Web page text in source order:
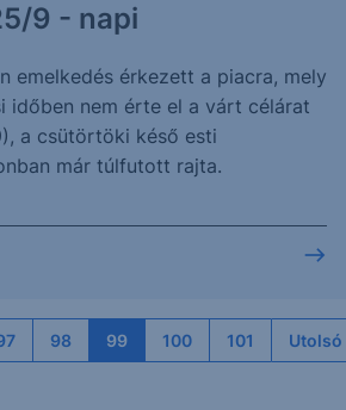
9 - napi
emelkedés érkezett a piacra, mely
időben nem érte el a várt célárat
a csütörtöki késő esti
már túlfutott rajta.
98 99 100 101 Utolsó